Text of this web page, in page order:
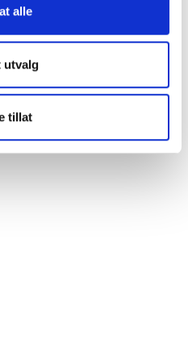
alle
utvalg
tillat
løsningene. Målet er å